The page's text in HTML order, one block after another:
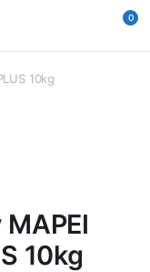
0
10kg
10kg